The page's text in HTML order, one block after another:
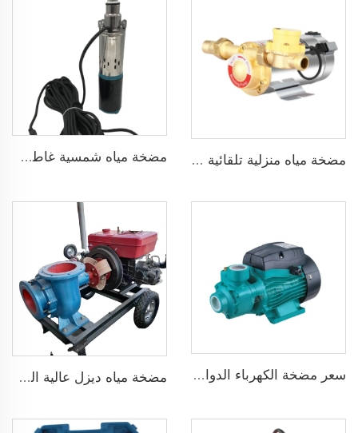
مضخة مياه منزلية تلقائية ضاغطة بضغط 160psi مضخة مياه شمسية غاطسة برأس 75 مترًا بدون فرش DC48V لري الزراعة
سعر مضخة الكهرباء الدوامة المنزلية سلسلة QB قوة 0.37KW 0.5 حصان مضخة محيطيةQB60 مضخة مياه ديزل عالية الضغط متداولة حديثة البيع لري الزراعة